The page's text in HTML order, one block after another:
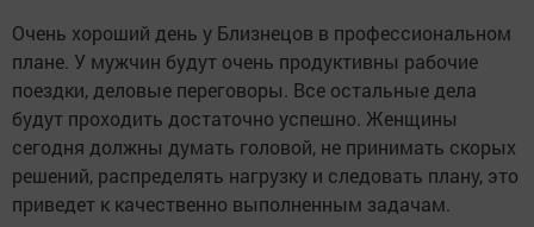
Очень хороший день у Близнецов в профессиональном
плане. У мужчин будут очень продуктивны рабочие
поездки, деловые переговоры. Все остальные дела
будут проходить достаточно успешно. Женщины
сегодня должны думать головой, не принимать скорых
решений, распределять нагрузку и следовать плану, это
приведет к качественно выполненным задачам.